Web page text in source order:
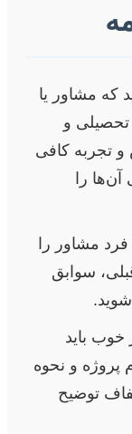
که مشاور یا
تحصیلی و
تجربه کافی
را
فرد مشاور را
سوابق
باید
پروژه و نحوه
توضیح